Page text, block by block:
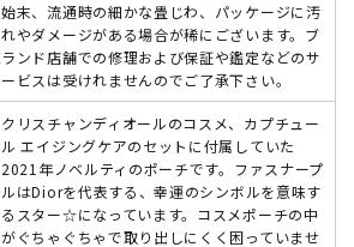
始末、流通時の細かな畳じわ、パッケージに汚
れやダメージがある場合が稀にございます。ブ
ランド店舗での修理および保証や鑑定などのサ
ービスは受けれませんのでご了承下さい。
クリスチャンディオールのコスメ、カプチュー
ル エイジングケアのセットに付属していた
2021年ノベルティのポーチです。ファスナープ
ルはDiorを代表する、幸運のシンボルを意味す
るスター☆になっています。コスメポーチの中
がぐちゃぐちゃで取り出しにくく困っていませ